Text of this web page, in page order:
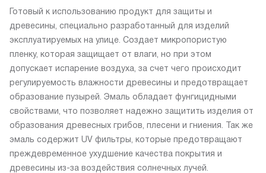
Готовый к использованию продукт для защиты и
древесины, специально разработанный для изделий
эксплуатируемых на улице. Создает микропористую
пленку, которая защищает от влаги, но при этом
допускает испарение воздуха, за счет чего происходит
регулируемость влажности древесины и предотвращает
образование пузырей. Эмаль обладает фунгицидными
свойствами, что позволяет надежно защитить изделия от
образования древесных грибов, плесени и гниения. Так же
эмаль содержит UV фильтры, которые предотвращают
преждевременное ухудшение качества покрытия и
древесины из-за воздействия солнечных лучей.